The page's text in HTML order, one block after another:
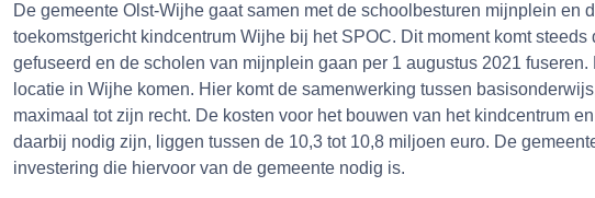
De gemeente Olst-Wijhe gaat samen met de schoolbesturen mijnplein en
toekomstgericht kindcentrum Wijhe bij het SPOC. Dit moment komt
gefuseerd en de scholen van mijnplein gaan per 1 augustus 2021
locatie in Wijhe komen. Hier komt de samenwerking tussen
maximaal tot zijn recht. De kosten voor het bouwen van het kindcentrum
daarbij nodig zijn, liggen tussen de 10,3 tot 10,8 miljoen euro. De
investering die hiervoor van de gemeente nodig is.